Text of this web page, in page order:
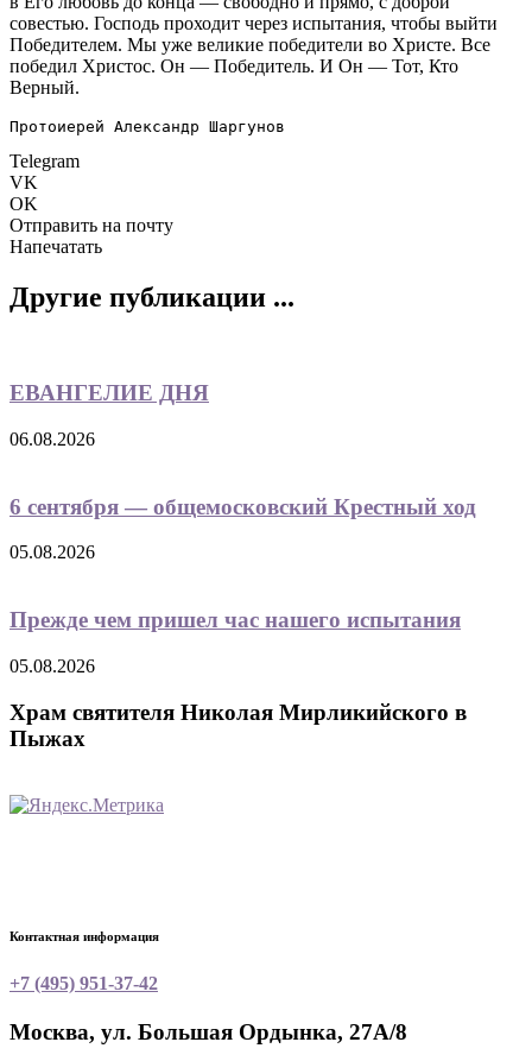
совестью. Господь проходит через испытания, чтобы выйти
Победителем. Мы уже великие победители во Христе. Все
победил Христос. Он — Победитель. И Он — Тот, Кто
Верный.
Протоиерей Александр Шаргунов
Telegram
VK
OK
Отправить на почту
Напечатать
Другие публикации ...
ЕВАНГЕЛИЕ ДНЯ
06.08.2026
6 сентября — общемосковский Крестный ход
05.08.2026
Прежде чем пришел час нашего испытания
05.08.2026
Храм святителя Николая Мирликийского в
Пыжах
Контактная информация
+7 (495) 951-37-42
Москва, ул. Большая Ордынка, 27А/8